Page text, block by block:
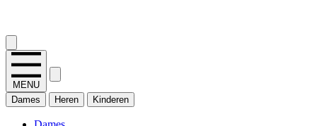
MENU
Dames
Heren Kinderen